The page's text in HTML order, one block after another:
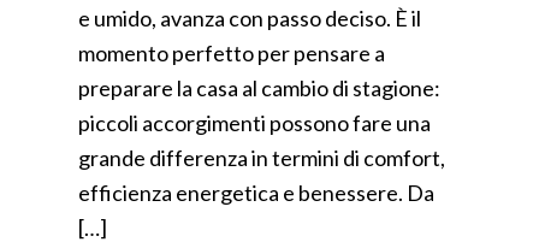
e umido, avanza con passo deciso. È il
momento perfetto per pensare a
preparare la casa al cambio di stagione:
piccoli accorgimenti possono fare una
grande differenza in termini di comfort,
efficienza energetica e benessere. Da
[…]